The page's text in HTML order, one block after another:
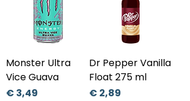
Monster Ultra
Vice Guava
Prijs
€ 3,49
Dr Pepper Vanilla
Float 275 ml
Prijs
€ 2,89